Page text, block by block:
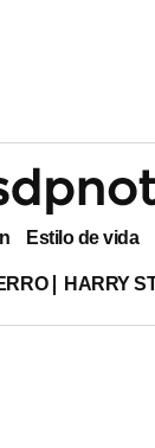
Estilo de vida
HARRY